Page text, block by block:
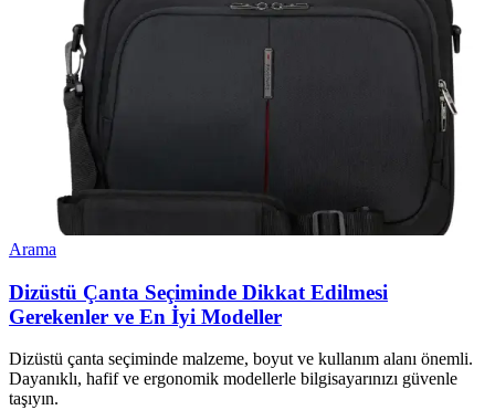
Arama
Dizüstü Çanta Seçiminde Dikkat Edilmesi
Gerekenler ve En İyi Modeller
Dizüstü çanta seçiminde malzeme, boyut ve kullanım alanı önemli.
Dayanıklı, hafif ve ergonomik modellerle bilgisayarınızı güvenle
taşıyın.